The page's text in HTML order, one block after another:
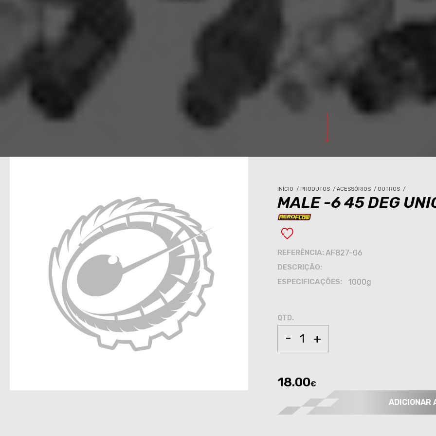
INÍCIO / PRODUTOS / ACESSÓRIOS / OUTROS /
MALE -6 45 DEG
REFERÊNCIA: AF827-06
DESCRIÇÃO:
ESPECIFICAÇÕES:
1000g
QTD.
- +
18.00€
ADICIONAR